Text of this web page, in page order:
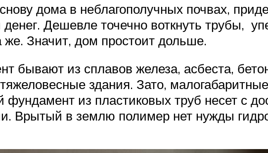
дома в неблагополучных почвах,
Дешевле точечно воткнуть трубы,
Значит, дом простоит дольше.
бывают из сплавов железа, асбеста,
здания. Зато,
фундамент из пластиковых труб несет с
Врытый в землю полимер нет нужды